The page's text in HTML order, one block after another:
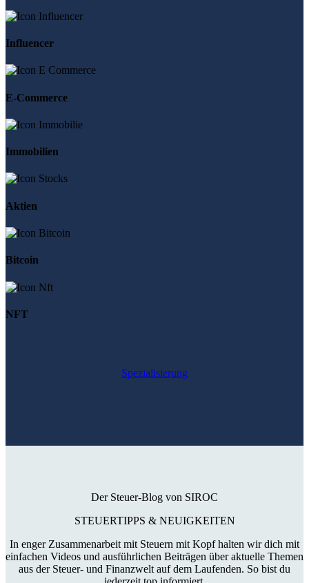
Influencer
E-Commerce
Immobilien
Aktien
Bitcoin
NFT
Spezialisierung
Der Steuer-Blog von SIROC
STEUERTIPPS & NEUIGKEITEN
In enger Zusammenarbeit mit Steuern mit Kopf halten wir dich mit
einfachen Videos und ausführlichen Beiträgen über aktuelle Themen
aus der Steuer- und Finanzwelt auf dem Laufenden. So bist du